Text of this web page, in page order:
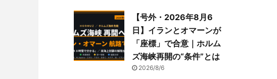
【号外・2026年8月6
日】イランとオマーンが
「座標」で合意｜ホルム
ズ海峡再開の“条件”とは
2026/8/6